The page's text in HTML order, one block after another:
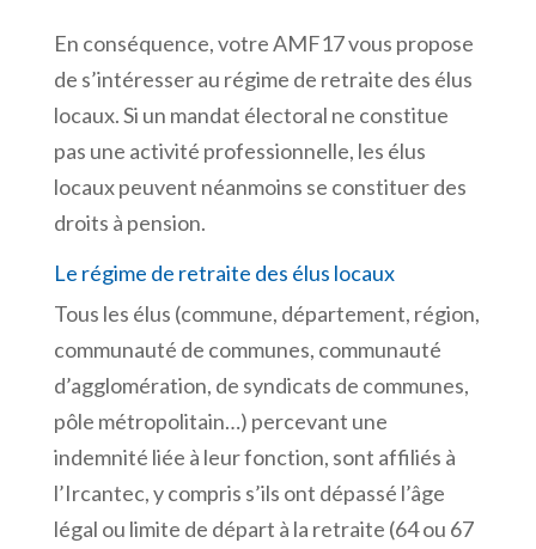
En conséquence, votre AMF17 vous propose
de s’intéresser au régime de retraite des élus
locaux. Si un mandat électoral ne constitue
pas une activité professionnelle, les élus
locaux peuvent néanmoins se constituer des
droits à pension.
Le régime de retraite des élus locaux
Tous les élus (commune, département, région,
communauté de communes, communauté
d’agglomération, de syndicats de communes,
pôle métropolitain…) percevant une
indemnité liée à leur fonction, sont affiliés à
l’Ircantec, y compris s’ils ont dépassé l’âge
légal ou limite de départ à la retraite (64 ou 67